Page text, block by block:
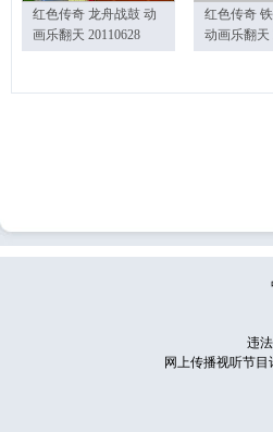
红色传奇 龙舟战鼓 动
画乐翻天 20110628
红色传奇
动画乐翻天
违
网上传播视听节目